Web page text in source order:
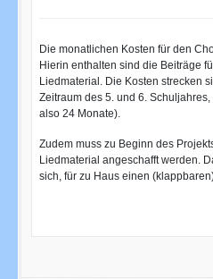
Die monatlichen Kosten für den
Hierin enthalten sind die Beiträge
Liedmaterial. Die Kosten strecken
Zeitraum des 5. und 6.
also 24 Monate).
Zudem muss zu Beginn des
Liedmaterial angeschafft werden.
sich, für zu Haus einen